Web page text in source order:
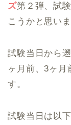
ズ第２弾、試
こうかと思いま
試験当日から
ヶ月前、3ヶ月
す。
試験当日は以